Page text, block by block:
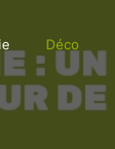
Déco